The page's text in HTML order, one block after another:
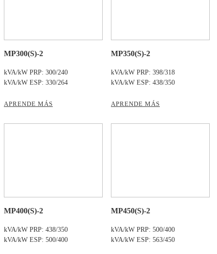
MP300(S)-2
kVA/kW PRP: 300/240
kVA/kW ESP: 330/264
APRENDE MÁS
MP350(S)-2
kVA/kW PRP: 398/318
kVA/kW ESP: 438/350
APRENDE MÁS
MP400(S)-2
kVA/kW PRP: 438/350
kVA/kW ESP: 500/400
MP450(S)-2
kVA/kW PRP: 500/400
kVA/kW ESP: 563/450